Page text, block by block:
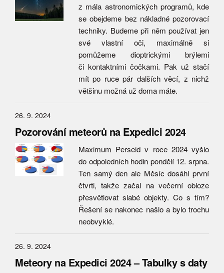
z mála astronomických programů, kde
se obejdeme bez nákladné pozorovací
techniky. Budeme při něm používat jen
své vlastní oči, maximálně si
pomůžeme dioptrickými brýlemi
či kontaktními čočkami. Pak už stačí
mít po ruce pár dalších věcí, z nichž
většinu možná už doma máte.
26. 9. 2024
Pozorování meteorů na Expedici 2024
Maximum Perseid v roce 2024 vyšlo
do odpoledních hodin pondělí 12. srpna.
Ten samý den ale Měsíc dosáhl první
čtvrti, takže začal na večerní obloze
přesvětlovat slabé objekty. Co s tím?
Řešení se nakonec našlo a bylo trochu
neobvyklé.
26. 9. 2024
Meteory na Expedici 2024 – Tabulky s daty